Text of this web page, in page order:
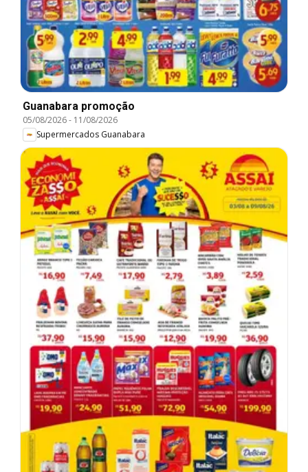
Guanabara promoção
05/08/2026- 11/08/2026
Supermercados Guanabara